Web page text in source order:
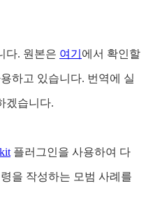
다. 원본은 여기 에서 확인할
하고 있습니다. 번역에 실
겠습니다.
플러그인을 사용하여 다
을 작성하는 모범 사례를